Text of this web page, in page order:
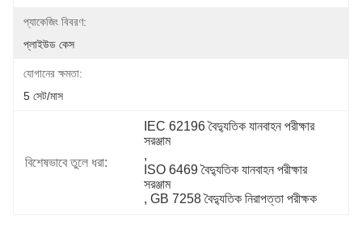
প্যাকেজিং বিবরণ:
প্লাইউড কেস
যোগানের ক্ষমতা:
5 সেট/মাস
বিশেষভাবে তুলে ধরা:
IEC 62196 বৈদ্যুতিক যানবাহন পরীক্ষার
সরঞ্জাম
,
ISO 6469 বৈদ্যুতিক যানবাহন পরীক্ষার
সরঞ্জাম
, GB 7258 বৈদ্যুতিক নিরাপত্তা পরীক্ষক